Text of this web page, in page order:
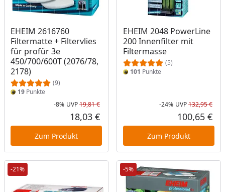
EHEIM 2616760
Filtermatte + Filtervlies
für profür 3e
450/700/600T (2076/78,
2178)
(9)
19 Punkte
Rabatt in Prozent
-8%
Ursprünglicher Preis
UVP19,81 €
Aktueller Preis
18,03 €
Zum Produkt
EHEIM 2048 PowerLine
200 Innenfilter mit
Filtermasse
(5)
101 Punkte
-24% UVP132,95 €
100,65 €
Zum Produkt
-21% -5%